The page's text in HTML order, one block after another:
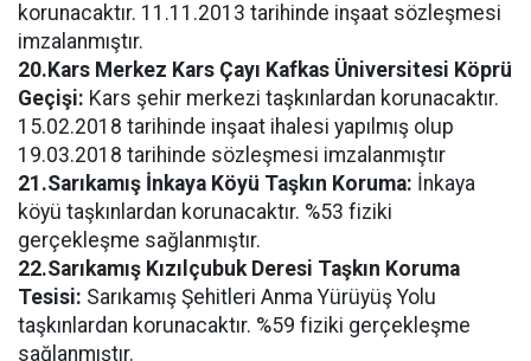
korunacaktır. 11.11.2013 tarihinde inşaat sözleşmesi
imzalanmıştır.
20.Kars Merkez Kars Çayı Kafkas Üniversitesi Köprü
Geçişi: Kars şehir merkezi taşkınlardan korunacaktır.
15.02.2018 tarihinde inşaat ihalesi yapılmış olup
19.03.2018 tarihinde sözleşmesi imzalanmıştır
21.Sarıkamış İnkaya Köyü Taşkın Koruma: İnkaya
köyü taşkınlardan korunacaktır. %53 fiziki
gerçekleşme sağlanmıştır.
22.Sarıkamış Kızılçubuk Deresi Taşkın Koruma
Tesisi: Sarıkamış Şehitleri Anma Yürüyüş Yolu
taşkınlardan korunacaktır. %59 fiziki gerçekleşme
sağlanmıştır.